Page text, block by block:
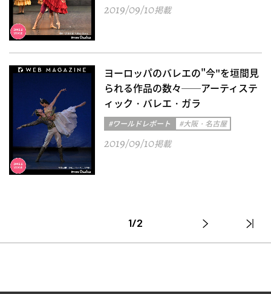
2019/09/10掲載
ヨーロッパのバレエの"今"を垣間見
られる作品の数々──アーティステ
ィック・バレエ・ガラ
#ワールドレポート #大阪・名古屋
2019/09/10掲載
1/2